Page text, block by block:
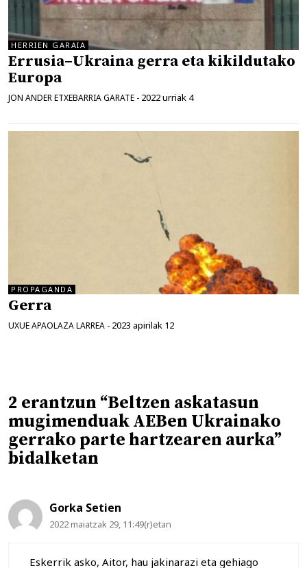
HERRIEN GARAIA
Errusia–Ukraina gerra eta kikildutako
Europa
JON ANDER ETXEBARRIA GARATE - 2022 urriak 4
PROPAGANDA
Gerra
UXUE APAOLAZA LARREA - 2023 apirilak 12
2 erantzun “Beltzen askatasun
mugimenduak AEBen Ukrainako
gerrako parte hartzearen aurka”
bidalketan
Gorka Setien
2022 maiatzak 29, 11:49(r)etan
Eskerrik asko, Aitor, hau jakinarazi eta gehiago